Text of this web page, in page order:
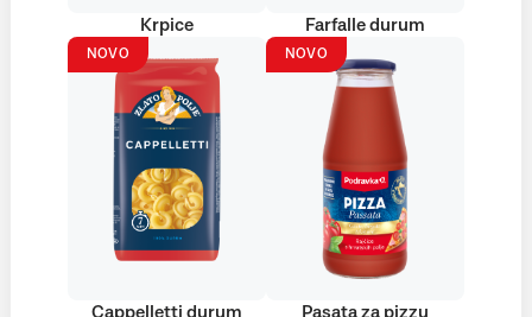
Krpice Farfalle durum
NOVO
Cappelletti durum
NOVO
Pasata za pizzu